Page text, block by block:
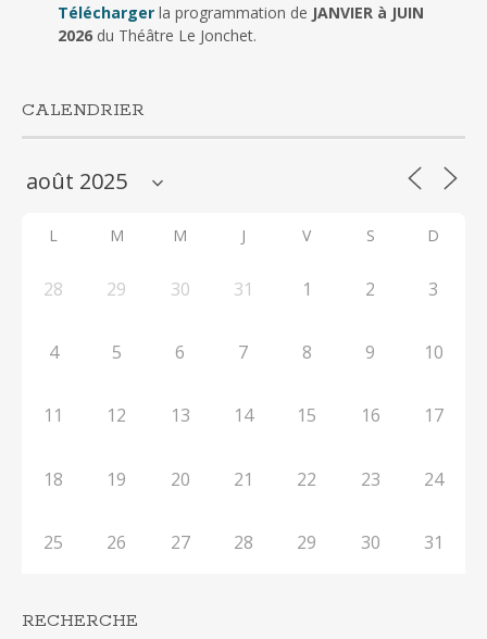
Télécharger la programmation de JANVIER à JUIN
2026du Théâtre Le Jonchet.
CALENDRIER
L M M J V S D
28 29 30 31 1 2 3
4 5 6 7 8 9 10
11 12 13 14 15 16 17
18 19 20 21 22 23 24
25 26 27 28 29 30 31
RECHERCHE